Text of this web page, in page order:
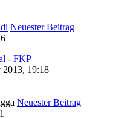
Neuester Beitrag
- FKP
19:18
Neuester Beitrag